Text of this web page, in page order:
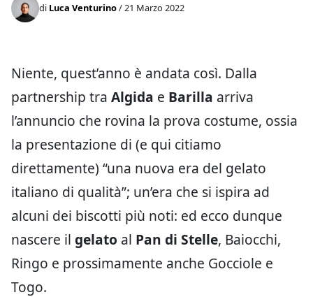
di Luca Venturino/ 21 Marzo 2022
Niente, quest’anno è andata così. Dalla
partnership tra Algida e Barilla arriva
l’annuncio che rovina la prova costume, ossia
la presentazione di (e qui citiamo
direttamente) “una nuova era del gelato
italiano di qualità”; un’era che si ispira ad
alcuni dei biscotti più noti: ed ecco dunque
nascere il gelato al Pan di Stelle, Baiocchi,
Ringo e prossimamente anche Gocciole e
Togo.